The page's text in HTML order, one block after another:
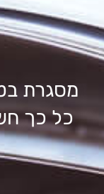
מסגרת
כל כך